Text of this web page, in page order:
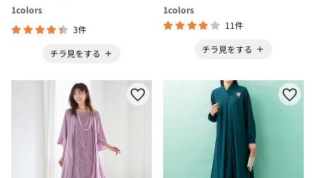
1colors
3件
チラ見をする
1colors
11件
チラ見をする